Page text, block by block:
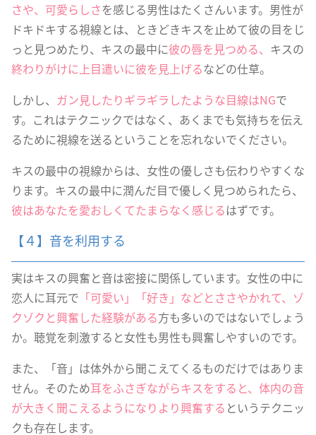
さや、可愛らしさを感じる男性はたくさんいます。男性が
ドキドキする視線とは、ときどきキスを止めて彼の目をじ
っと見つめたり、キスの最中に彼の唇を見つめる、 キスの
終わりがけに上目遣いに彼を見上げるなどの仕草。
しかし、 ガン見したりギラギラしたような目線はNGで
す。これはテクニックではなく、あくまでも気持ちを伝え
るために視線を送るということを忘れないでください。
キスの最中の視線からは、女性の優しさも伝わりやすくな
ります。キスの最中に潤んだ目で優しく見つめられたら、
彼はあなたを愛おしくてたまらなく感じるはずです。
【４】音を利用する
実はキスの興奮と音は密接に関係しています。女性の中に
恋人に耳元で 「可愛い」「好き」などとささやかれて、ゾ
クゾクと興奮した経験がある方も多いのではないでしょう
か。聴覚を刺激すると女性も男性も興奮しやすいのです。
また、「音」は体外から聞こえてくるものだけではありま
せん。そのため耳をふさぎながらキスをすると、体内の音
が大きく聞こえるようになりより興奮する というテクニッ
クも存在します。